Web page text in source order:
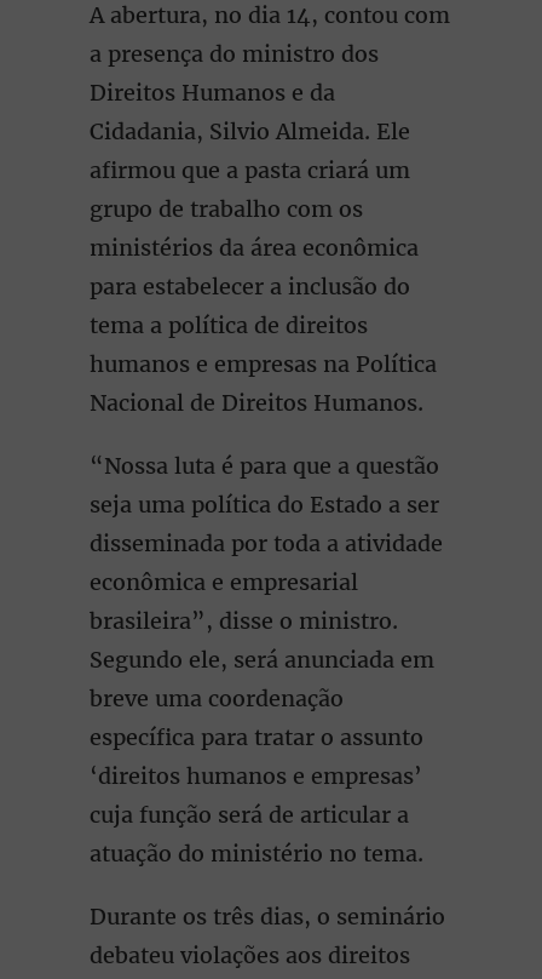
A abertura, no dia 14, contou com
a presença do ministro dos
Direitos Humanos e da
Cidadania, Silvio Almeida. Ele
afirmou que a pasta criará um
grupo de trabalho com os
ministérios da área econômica
para estabelecer a inclusão do
tema a política de direitos
humanos e empresas na Política
Nacional de Direitos Humanos.
“Nossa luta é para que a questão
seja uma política do Estado a ser
disseminada por toda a atividade
econômica e empresarial
brasileira”, disse o ministro.
Segundo ele, será anunciada em
breve uma coordenação
específica para tratar o assunto
‘direitos humanos e empresas’
cuja função será de articular a
atuação do ministério no tema.
Durante os três dias, o seminário
debateu violações aos direitos